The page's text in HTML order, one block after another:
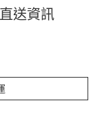
送資訊